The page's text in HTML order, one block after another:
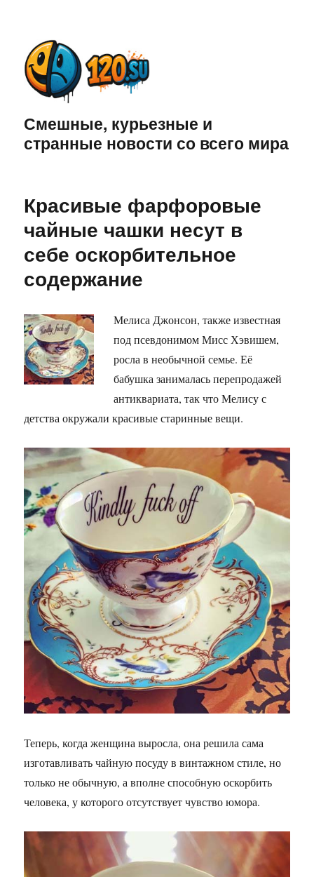
Смешные, курьезные и
странные новости со всего мира
Красивые фарфоровые
чайные чашки несут в
себе оскорбительное
содержание
Мелиса Джонсон, также известная
под псевдонимом Мисс Хэвишем,
росла в необычной семье. Её
бабушка занималась перепродажей
антиквариата, так что Мелису с
детства окружали красивые старинные вещи.
Теперь, когда женщина выросла, она решила сама
изготавливать чайную посуду в винтажном стиле, но
только не обычную, а вполне способную оскорбить
человека, у которого отсутствует чувство юмора.